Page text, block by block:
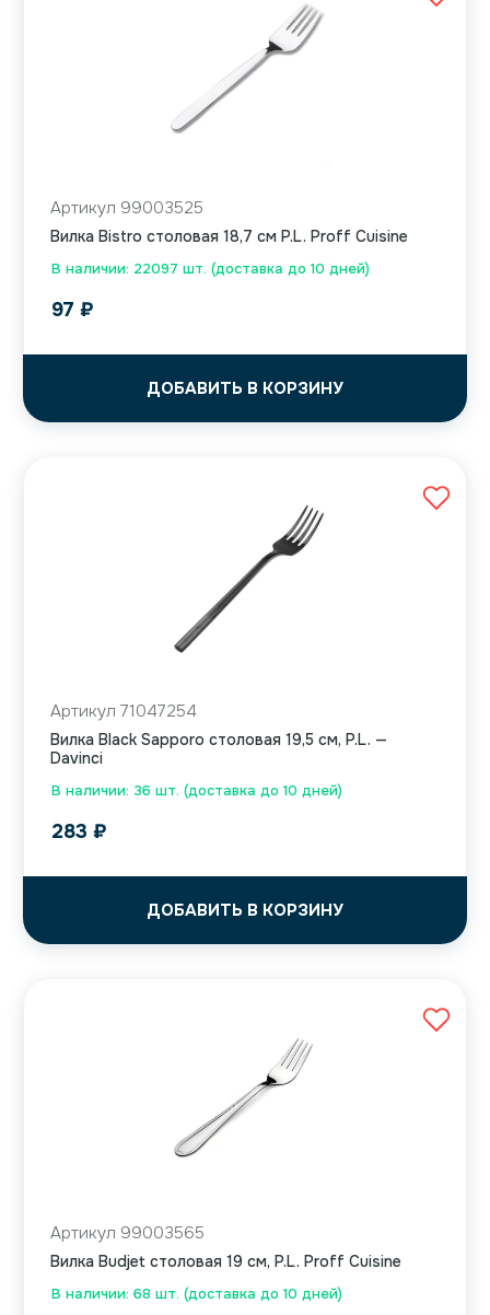
В наличии: 22097 шт. (доставка до 10 дней)
Артикул 99003525
Вилка Bistro столовая 18,7 см P.L. Proff Cuisine
97 ₽
ДОБАВИТЬ В КОРЗИНУ
В наличии: 36 шт. (доставка до 10 дней)
Артикул 71047254
Вилка Black Sapporo столовая 19,5 см, P.L. —
Davinci
283 ₽
ДОБАВИТЬ В КОРЗИНУ
В наличии: 68 шт. (доставка до 10 дней)
Артикул 99003565
Вилка Budjet столовая 19 см, P.L. Proff Cuisine